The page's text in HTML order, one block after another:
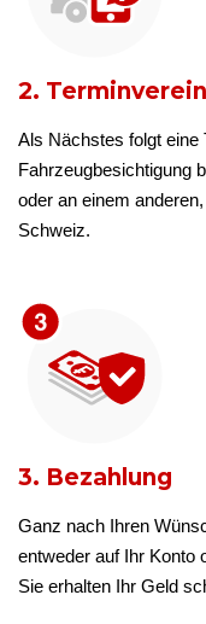
2.
Als Nächstes folgt eine
Fahrzeugbesichtigung
oder an einem
Schweiz.
3. Bezahlung
Ganz nach Ihren
entweder auf Ihr Konto
Sie erhalten Ihr Geld